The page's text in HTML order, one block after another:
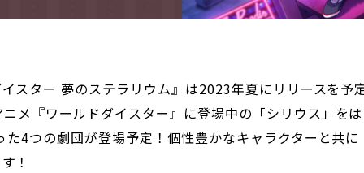
スター 夢のステラリウム』は2023年夏にリリースを予
メ『ワールドダイスター』に登場中の「シリウス」を
4つの劇団が登場予定！個性豊かなキャラクターと共
！